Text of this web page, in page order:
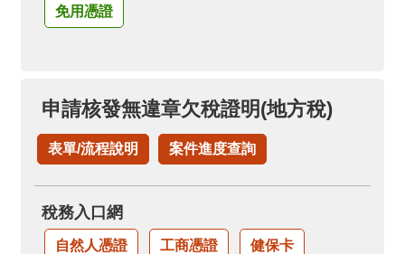
免用憑證
申請核發無違章欠稅證明(地方稅)
表單/流程說明 案件進度查詢
稅務入口網
自然人憑證 工商憑證 健保卡